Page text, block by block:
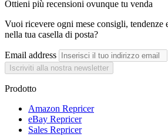
Ottieni più recensioni ovunque tu venda
Vuoi ricevere ogni mese consigli, tendenze
nella tua casella di posta?
Email address
Iscriviti alla nostra newsletter
Prodotto
Amazon Repricer
eBay Repricer
Sales Repricer